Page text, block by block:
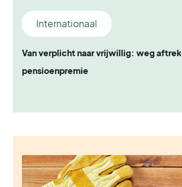
Internationaal
Van verplicht naar vrijwillig: weg aftrek
pensioenpremie